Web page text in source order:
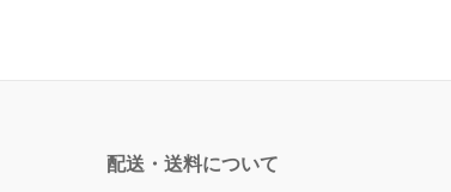
配送・送料について